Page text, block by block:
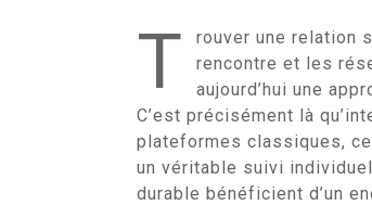
T
rouver une relation
rencontre et les
aujourd’hui une
C’est précisément là
plateformes classiques,
un véritable suivi
durable bénéficient d’un